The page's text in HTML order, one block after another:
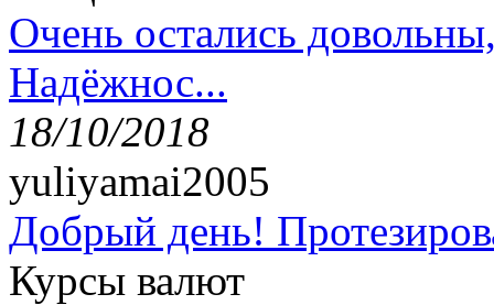
Очень остались
Надёжнос...
18/10/2018
yuliyamai2005
Добрый день!
Курсы валют